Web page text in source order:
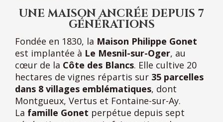
UNE MAISON ANCRÉE DEPUIS 7
GÉNÉRATIONS
Fondée en 1830, la Maison Philippe Gonet
est implantée à Le Mesnil-sur-Oger, au
cœur de la Côte des Blancs. Elle cultive 20
hectares de vignes répartis sur 35 parcelles
dans 8 villages emblématiques, dont
Montgueux, Vertus et Fontaine-sur-Ay.
La famille Gonet perpétue depuis sept